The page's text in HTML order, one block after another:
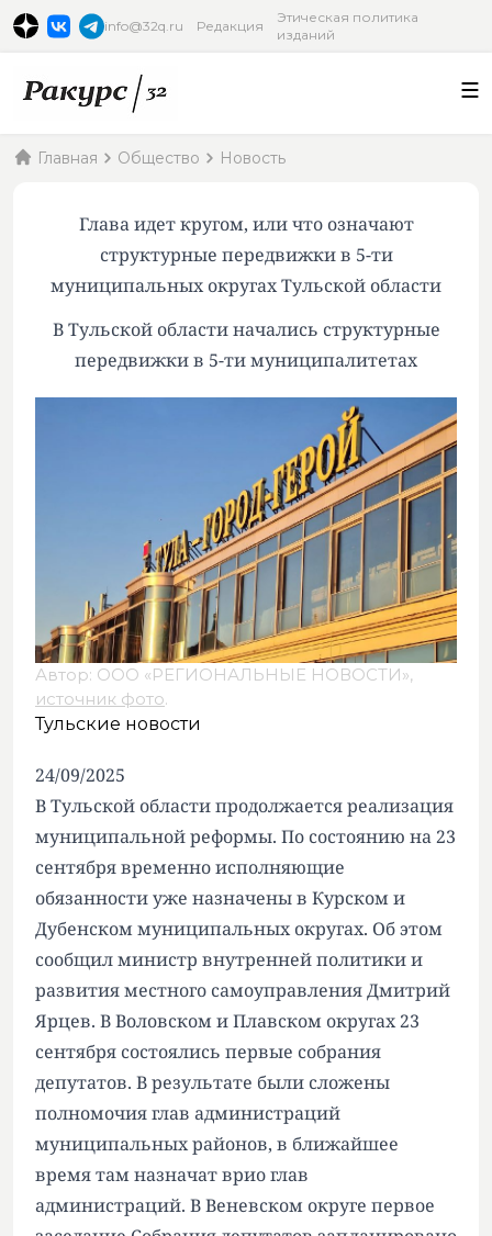
info@32q.ru Редакция
Этическая политика
изданий
Главная Общество Новость
Глава идет кругом, или что означают
структурные передвижки в 5-ти
муниципальных округах Тульской области
В Тульской области начались структурные
передвижки в 5-ти муниципалитетах
Автор: ООО «РЕГИОНАЛЬНЫЕ НОВОСТИ»,
источник фото.
Тульские новости
24/09/2025
В Тульской области продолжается реализация
муниципальной реформы. По состоянию на 23
сентября временно исполняющие
обязанности уже назначены в Курском и
Дубенском муниципальных округах. Об этом
сообщил министр внутренней политики и
развития местного самоуправления Дмитрий
Ярцев. В Воловском и Плавском округах 23
сентября состоялись первые собрания
депутатов. В результате были сложены
полномочия глав администраций
муниципальных районов, в ближайшее
время там назначат врио глав
администраций. В Веневском округе первое